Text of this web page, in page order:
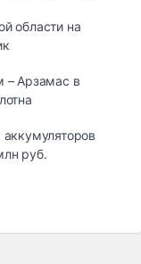
области на
– Арзамас в
руб.